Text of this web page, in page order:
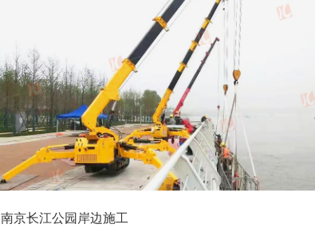
南京长江公园岸边施工